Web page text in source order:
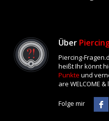
Über
Piercing-
heißt Ihr könnt
Punkte und
are WELCOME
Folge mir